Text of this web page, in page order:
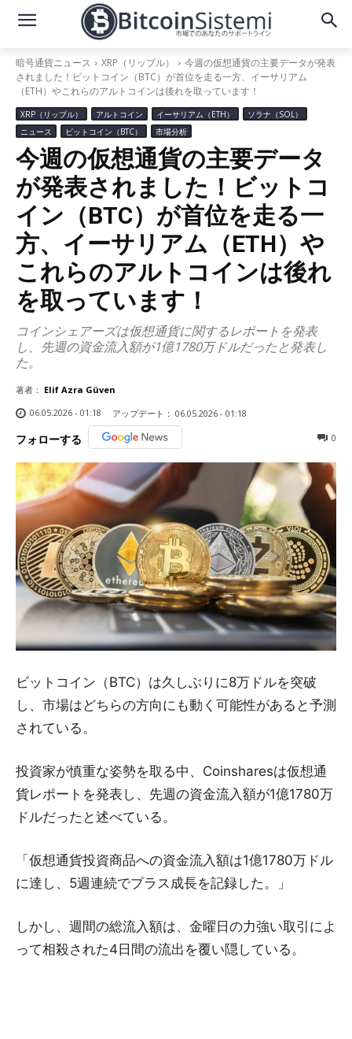
暗号通貨ニュース XRP（リップル）
今週の仮想通貨の主要データが発表
されました！ビットコイン（BTC）が首位を走る一方、イーサリアム
（ETH）やこれらのアルトコインは後れを取っています！
XRP（リップル） アルトコイン イーサリアム（ETH）
ソラナ（SOL）
ニュース
ビットコイン（BTC） 市場分析
今週の仮想通貨の主要データ
が発表されました！ビットコ
イン（BTC）が首位を走る一
方、イーサリアム（ETH）や
これらのアルトコインは後れ
を取っています！
コインシェアーズは仮想通貨に関するレポートを発表
し、先週の資金流入額が1億1780万ドルだったと発表し
た。
著者： Elif Azra Güven
06.05.2026 - 01:18
アップデート： 06.05.2026 - 01:18
フォローする 0
ビットコイン（BTC）は久しぶりに8万ドルを突破
し、市場はどちらの方向にも動く可能性があると予測
されている。
投資家が慎重な姿勢を取る中、Coinsharesは仮想通
貨レポートを発表し、先週の資金流入額が1億1780万
ドルだったと述べている。
「仮想通貨投資商品への資金流入額は1億1780万ドル
に達し、5週連続でプラス成長を記録した。」
しかし、週間の総流入額は、金曜日の力強い取引によ
って相殺された4日間の流出を覆い隠している。